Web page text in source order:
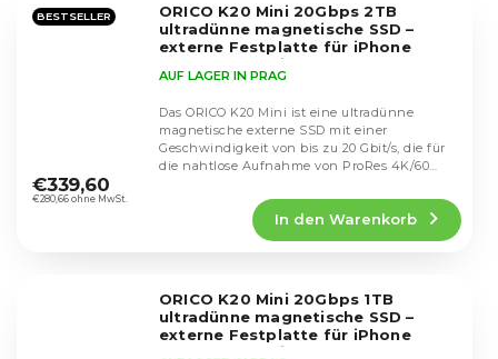
Sternen.
BESTSELLER
ORICO K20 Mini 20Gbps 2TB
ultradünne magnetische SSD –
externe Festplatte für iPhone
ProRes, Android und Kameraleute
(silber)
durchschnittliche
Produktbewertung
AUF LAGER IN PRAG
€280,66 ohne MwSt.
€339,60
In den Warenkorb
Das ORICO K20 Mini ist eine ultradünne
magnetische externe SSD mit einer
Geschwindigkeit von bis zu 20 Gbit/s, die für
die nahtlose Aufnahme von ProRes 4K/60
ORICO K20 Mini 20Gbps 1TB
ultradünne magnetische SSD –
externe Festplatte für iPhone
ProRes, Android und Kameraleute